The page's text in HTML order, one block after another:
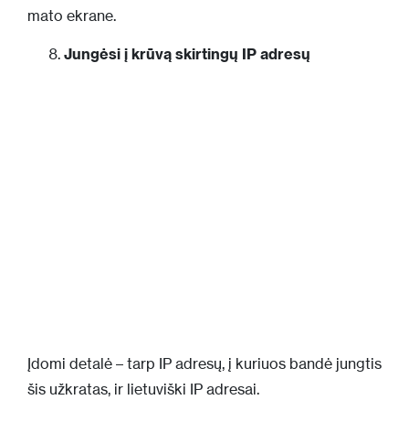
mato ekrane.
Jungėsi į krūvą skirtingų IP adresų
Įdomi detalė – tarp IP adresų, į kuriuos bandė jungtis
šis užkratas, ir lietuviški IP adresai.